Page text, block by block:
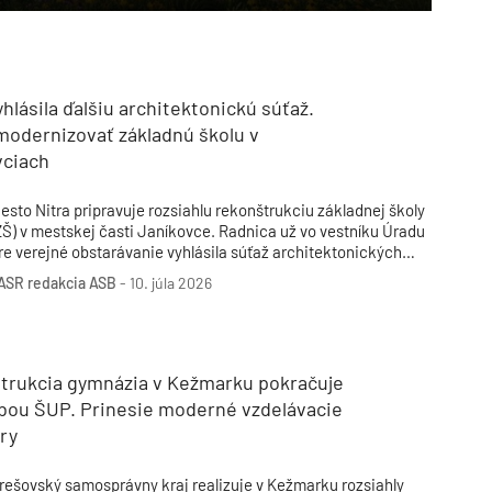
ďalšiu architektonickú súťaž.
základnú školu v
Nitra pripravuje rozsiahlu rekonštrukciu základnej školy
v mestskej časti Janíkovce. Radnica už vo vestníku Úradu
verejné obstarávanie vyhlásila súťaž architektonických
redakcia ASB - 10. júla 2026
gymnázia v Kežmarku pokračuje
ŠUP. Prinesie moderné vzdelávacie
samosprávny kraj realizuje v Kežmarku rozsiahly